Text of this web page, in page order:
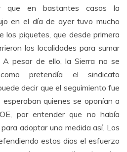
que en bastantes casos la
en el día de ayer tuvo mucho
los piquetes, que desde primera
las localidades para sumar
A pesar de ello, la Sierra no se
pretendía el sindicato
decir que el seguimiento fue
quienes se oponían a
por entender que no había
adoptar una medida así. Los
estos días el esfuerzo